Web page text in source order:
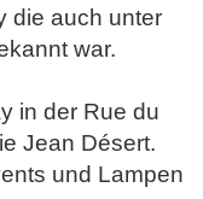
die auch unter
war.
in der Rue du
Jean Désert.
und Lampen